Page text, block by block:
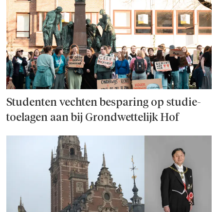
Studenten vechten besparing op studie­
toelagen aan bij Grondwettelijk Hof